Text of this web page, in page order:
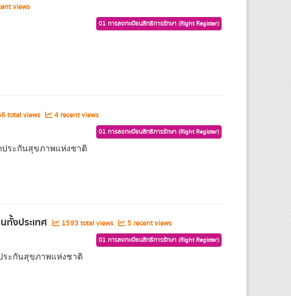
views
01 การลงทะเบียนสิทธิการรักษา (Right Register)
total views 4 recent views
01 การลงทะเบียนสิทธิการรักษา (Right Register)
ระกันสุขภาพแห่งชาติ
งประเทศ 1593 total views 5 recent views
01 การลงทะเบียนสิทธิการรักษา (Right Register)
ระกันสุขภาพแห่งชาติ